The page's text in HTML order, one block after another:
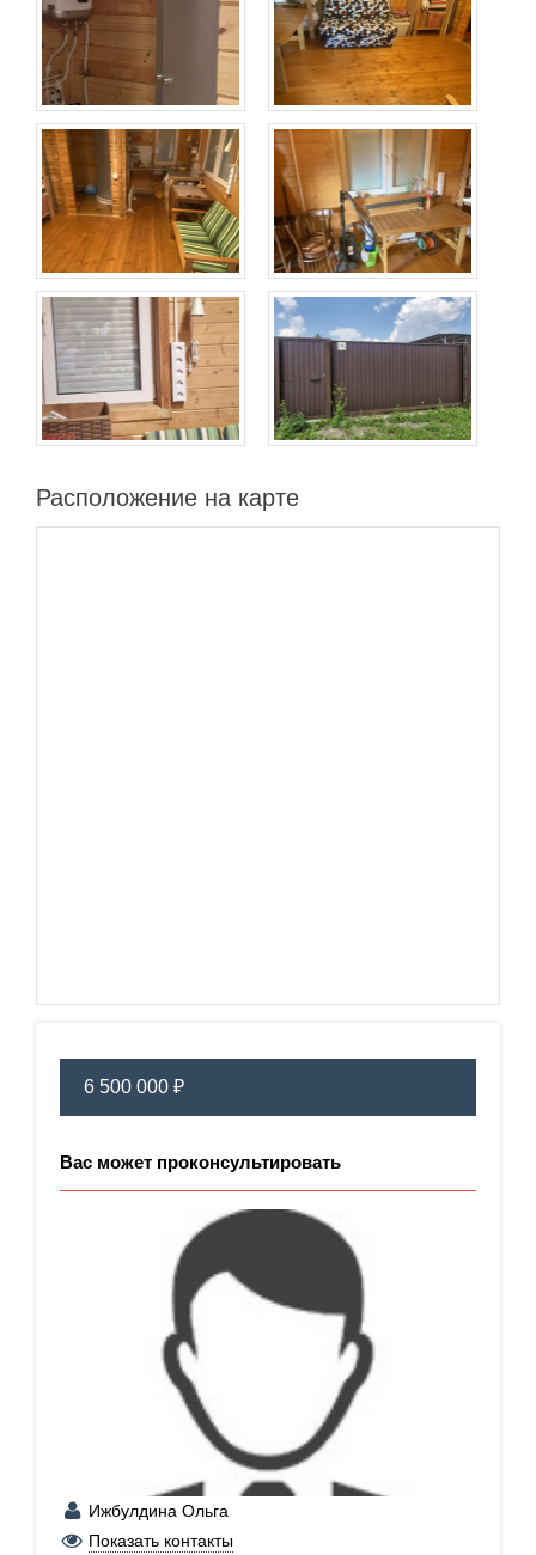
Расположение на карте
6 500 000 ₽
Вас может проконсультировать
Ижбулдина Ольга
+7 (909) 009-54-25
Показать контакты